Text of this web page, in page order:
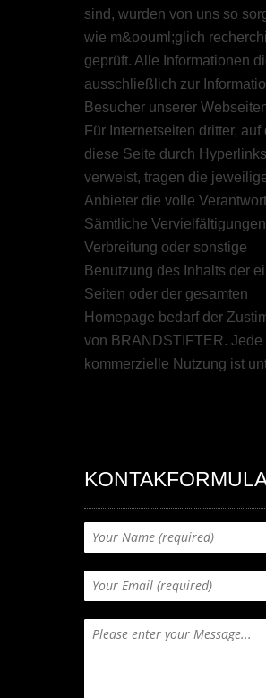
sind, wurden von uns so
wie m&oouml;glich
geprüft. Alle Informationen
ausschließlich zur
Besucher unserer
Für Internetseiten dritter, auf
diese Seite durch Hyperlinks
verweist, tragen die
Anbieter die volle
Sämtliche
Verbreitung oder sonstige
Benutzung des Inhalts der
Seiten oder der gesamten
Homepage bedarf der
von BRANDSTIFTER. Jede
kommerzielle Nutzung ist